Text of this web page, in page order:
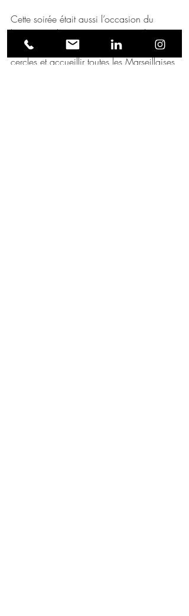
Cette soirée était aussi l’occasion du
lancement d'un nouveau concept l'𝐀𝐩𝐞́𝐫𝐨-
𝐅𝐭𝐨𝐮𝐫 🍸 🥣 , pour ouvrir encore plus nos
cercles et accueillir toutes les Marseillaises